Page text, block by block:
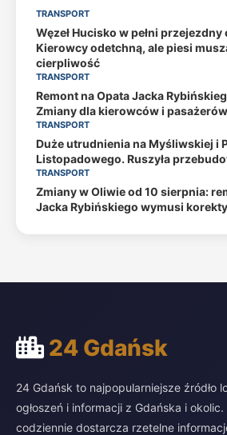
TRANSPORT
Węzeł Hucisko w pełni
Kierowcy odetchną, ale piesi
cierpliwość
TRANSPORT
Remont na Opata Jacka
Zmiany dla kierowców i
TRANSPORT
Duże utrudnienia na Myśliwskiej i
Listopadowego. Ruszyła
TRANSPORT
Zmiany w Oliwie od 10 sierpnia:
Jacka Rybińskiego wymusi
24 Gdańsk
24 Gdańsk to najpopularniejsze źródło
ogłoszeń i informacji z Gdańska i
codziennie dostarcza rzetelne